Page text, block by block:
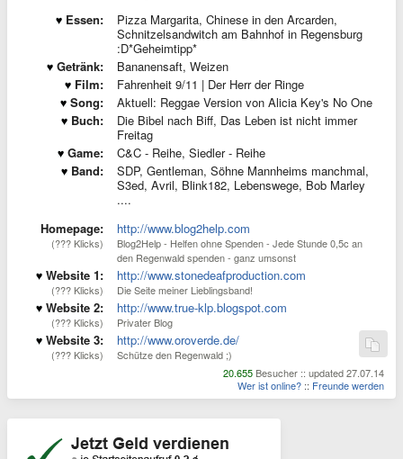
Essen:
Pizza Margarita, Chinese in den Arcarden,
Schnitzelsandwitch am Bahnhof in Regensburg
:D*Geheimtipp*
Getränk:
Bananensaft, Weizen
Film:
Fahrenheit 9/11 | Der Herr der Ringe
Song:
Aktuell: Reggae Version von Alicia Key's No One
Buch:
Die Bibel nach Biff, Das Leben ist nicht immer
Freitag
Game:
C&C - Reihe, Siedler - Reihe
Band:
SDP, Gentleman, Söhne Mannheims manchmal,
S3ed, Avril, Blink182, Lebenswege, Bob Marley
....
Homepage:
(??? Klicks)
http://www.blog2help.com
Blog2Help - Helfen ohne Spenden - Jede Stunde 0,5c an
den Regenwald spenden - ganz umsonst
Website 1:
(??? Klicks)
http://www.stonedeafproduction.com
Die Seite meiner Lieblingsband!
Website 2:
(??? Klicks)
http://www.true-klp.blogspot.com
Privater Blog
Website 3:
(??? Klicks)
http://www.oroverde.de/
Schütze den Regenwald ;)
20.655 Besucher :: updated 27.07.14
Wer ist online? :: Freunde werden